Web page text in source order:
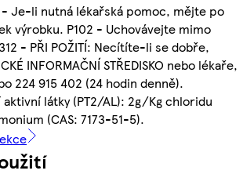
- Je-li nutná lékařská pomoc, mějte po
výrobku. P102 - Uchovávejte mimo
- PŘI POŽITÍ: Necítíte-li se dobře,
INFORMAČNÍ STŘEDISKO nebo lékaře,
224 915 402 (24 hodin denně).
látky (PT2/AL): 2g/Kg chloridu
(CAS: 7173-51-5).